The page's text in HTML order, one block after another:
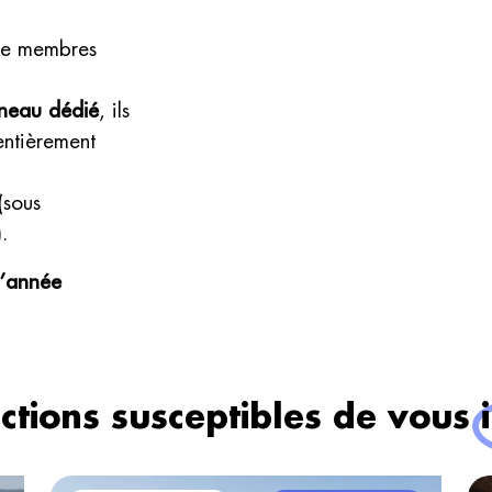
membres
dédié, ils
susceptibles de vous